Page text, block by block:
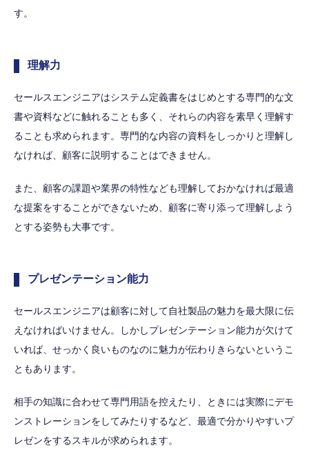
す。
理解力
セールスエンジニアはシステム定義書をはじめとする専門的な文
書や資料などに触れることも多く、それらの内容を素早く理解す
ることも求められます。専門的な内容の資料をしっかりと理解し
なければ、顧客に説明することはできません。
また、顧客の課題や業界の特性なども理解しておかなければ最適
な提案をすることができないため、顧客に寄り添って理解しよう
とする姿勢も大事です。
プレゼンテーション能力
セールスエンジニアは顧客に対して自社製品の魅力を最大限に伝
えなければいけません。しかしプレゼンテーション能力が欠けて
いれば、せっかく良いものなのに魅力が伝わりきらないというこ
ともあります。
相手の知識に合わせて専門用語を控えたり、ときには実際にデモ
ンストレーションをしてみたりするなど、最適で分かりやすいプ
レゼンをするスキルが求められます。